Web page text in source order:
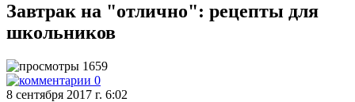
Завтрак на "отлично": рецепты для
школьников
1659
0
8 сентября 2017 г. 6:02